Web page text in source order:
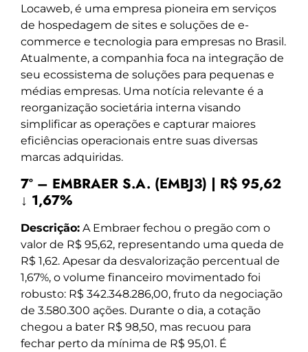
Locaweb, é uma empresa pioneira em serviços
de hospedagem de sites e soluções de e-
commerce e tecnologia para empresas no Brasil.
Atualmente, a companhia foca na integração de
seu ecossistema de soluções para pequenas e
médias empresas. Uma notícia relevante é a
reorganização societária interna visando
simplificar as operações e capturar maiores
eficiências operacionais entre suas diversas
marcas adquiridas.
7º – EMBRAER S.A. (EMBJ3) | R$ 95,62
↓ 1,67%
Descrição: A Embraer fechou o pregão com o
valor de R$ 95,62, representando uma queda de
R$ 1,62. Apesar da desvalorização percentual de
1,67%, o volume financeiro movimentado foi
robusto: R$ 342.348.286,00, fruto da negociação
de 3.580.300 ações. Durante o dia, a cotação
chegou a bater R$ 98,50, mas recuou para
fechar perto da mínima de R$ 95,01. É